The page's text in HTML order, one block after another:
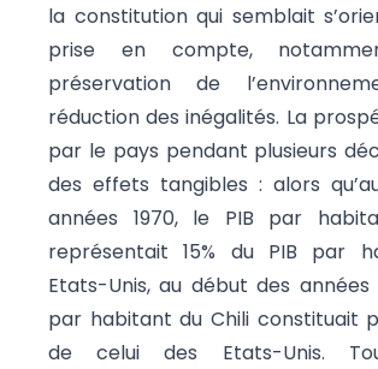
la constitution qui semblait
prise en compte,
préservation de
réduction des inégalités. La
par le pays pendant plusieurs
des effets tangibles : alors
années 1970, le PIB par
représentait 15% du PIB par
Etats-Unis, au début des années
par habitant du Chili constituait
de celui des Etats-Unis.